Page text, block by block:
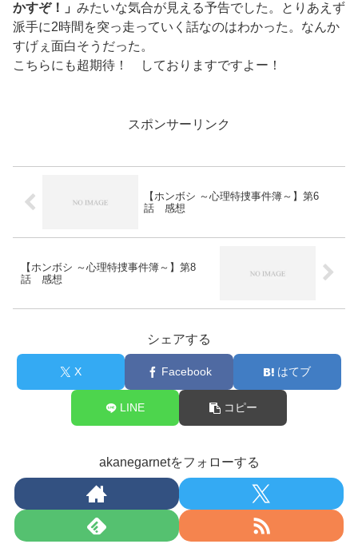
かすぞ！」 みたいな気合が見える予告でした。とりあえず
派手に2時間を突っ走っていく話なのはわかった。なんか
すげぇ面白そうだった。
こちらにも超期待！ しておりますですよー！
スポンサーリンク
【ホンボシ ～心理特捜事件簿～】第6
話 感想
【ホンボシ ～心理特捜事件簿～】第8
話 感想
シェアする
X Facebook はてブ
LINE コピー
akanegarnetをフォローする